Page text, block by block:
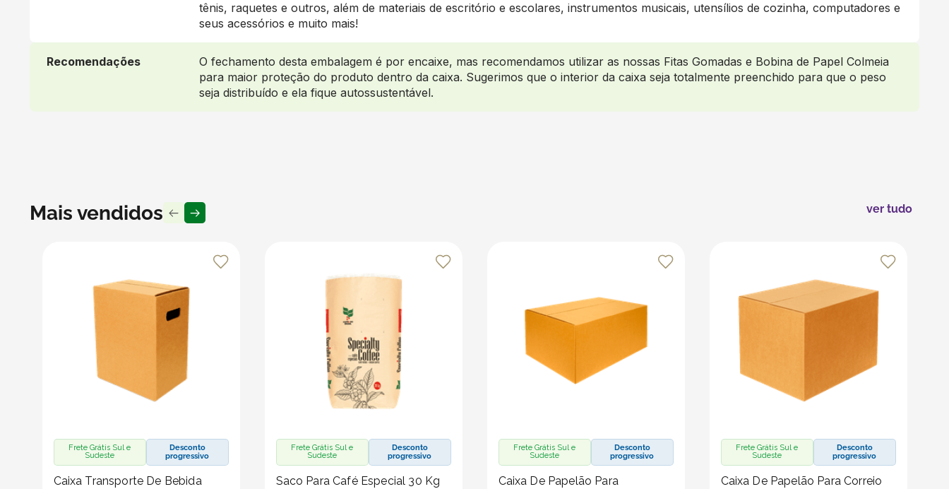
tênis, raquetes e outros, além de materiais de escritório e escolares, instrumentos musicais, utensílios de cozinha, computadores e
seus acessórios e muito mais!
Recomendações
O fechamento desta embalagem é por encaixe, mas recomendamos utilizar as nossas Fitas Gomadas e Bobina de Papel Colmeia
para maior proteção do produto dentro da caixa. Sugerimos que o interior da caixa seja totalmente preenchido para que o peso
seja distribuído e ela fique autossustentável.
Frete Grátis Sul e
Sudeste
Desconto
progressivo
Caixa Transporte De Bebida
Frete Grátis Sul e
Sudeste
Desconto
progressivo
Saco Para Café Especial 30 Kg
Frete Grátis Sul e
Sudeste
Desconto
progressivo
Caixa De Papelão Para
Frete Grátis Sul e
Sudeste
Desconto
progressivo
Caixa De Papelão Para Correio
Mais vendidos ver tudo